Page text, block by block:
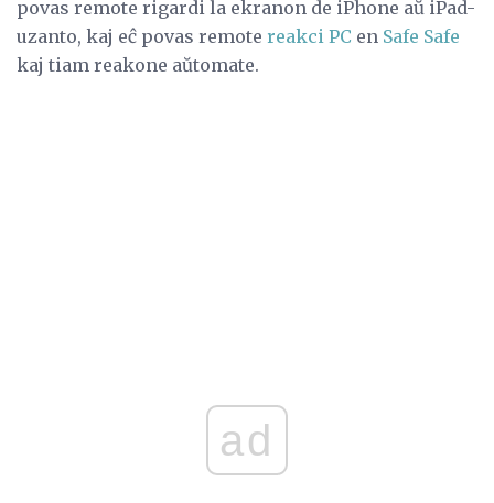
povas remote rigardi la ekranon de iPhone aŭ iPad-
uzanto, kaj eĉ povas remote reakci PC en Safe Safe
kaj tiam reakone aŭtomate.
ad